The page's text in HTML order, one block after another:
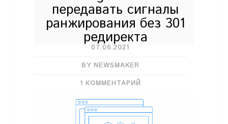
передавать сигналы
ранжирования без 301
редиректа
07.06.2021
BY NEWSMAKER
1 КОММЕНТАРИЙ